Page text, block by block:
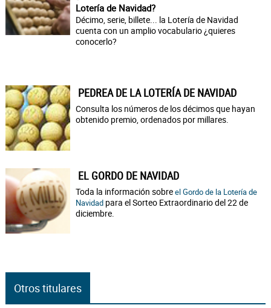
Lotería de Navidad?
Décimo, serie, billete... la Lotería de Navidad
cuenta con un amplio vocabulario ¿quieres
conocerlo?
PEDREA DE LA LOTERÍA DE NAVIDAD
Consulta los números de los décimos que hayan
obtenido premio, ordenados por millares.
EL GORDO DE NAVIDAD
Toda la información sobreel Gordo de la Lotería de
Navidad para el Sorteo Extraordinario del 22 de
diciembre.
Otros titulares